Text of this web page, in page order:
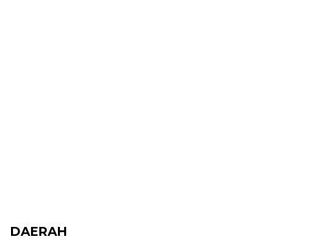
DAERAH